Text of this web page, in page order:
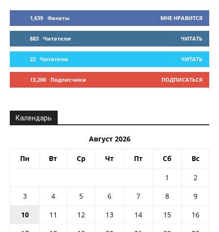
1,639 Фанаты МНЕ НРАВИТСЯ
883 Читатели ЧИТАТЬ
22 Читатели ЧИТАТЬ
13,200 Подписчики ПОДПИСАТЬСЯ
Календарь
Август 2026
Пн Вт Ср Чт Пт Сб Вс
1
2
3
4 5 6 7 8
9
10
11 12 13 14 15
16